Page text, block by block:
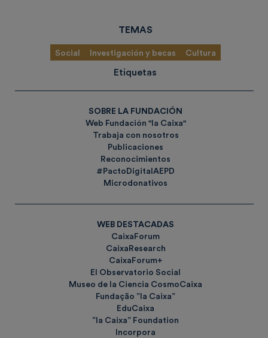
TEMAS
Social Investigación y becas Cultura
Etiquetas
SOBRE LA FUNDACIÓN
Web Fundación "la Caixa"
Trabaja con nosotros
Publicaciones
Reconocimientos
#PactoDigitalAEPD
Microdonativos
WEB DESTACADAS
CaixaForum
CaixaResearch
CaixaForum+
El Observatorio Social
Museo de la Ciencia CosmoCaixa
Fundação ”la Caixa”
EduCaixa
”la Caixa” Foundation
Incorpora